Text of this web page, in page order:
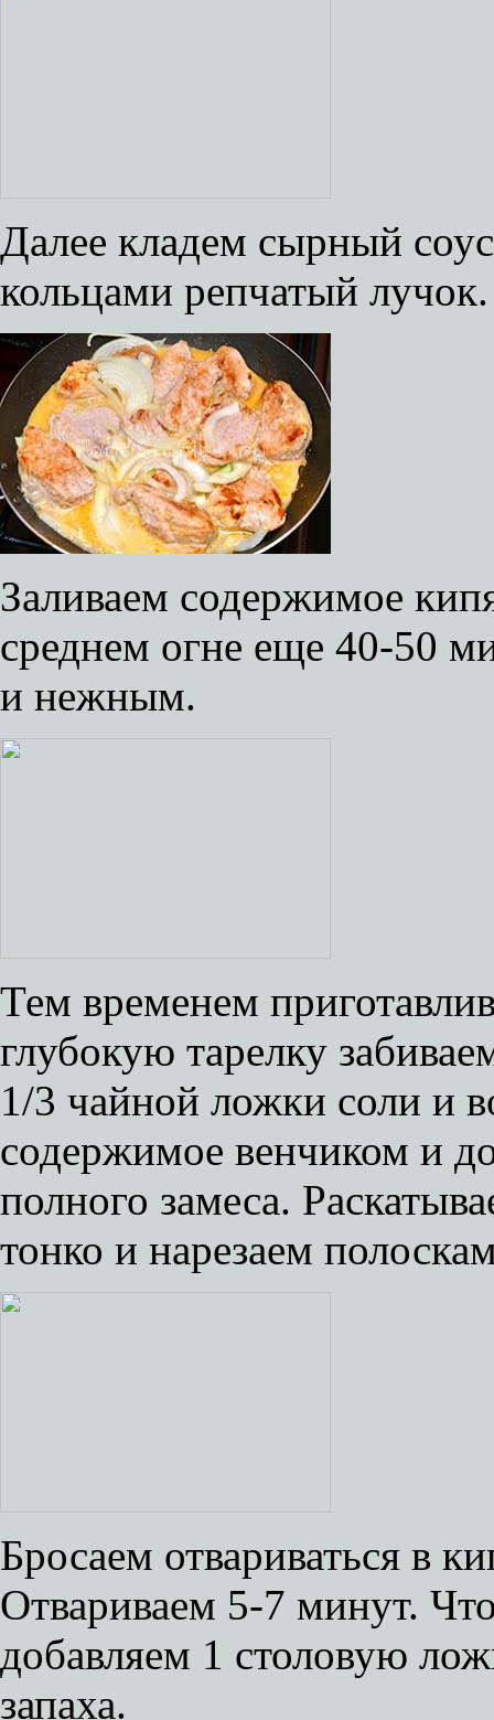
Далее кладем сырный
кольцами репчатый
Заливаем содержимое
среднем огне еще 40-50
и нежным.
Тем временем
глубокую тарелку
1/3 чайной ложки соли и
содержимое венчиком и
полного замеса.
тонко и нарезаем
Бросаем отвариваться в
Отвариваем 5-7 минут.
добавляем 1 столовую
запаха.